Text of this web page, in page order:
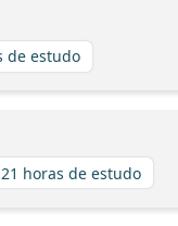
de estudo
21 horas de estudo